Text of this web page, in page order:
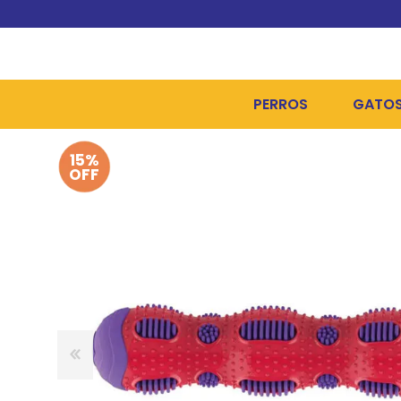
PERROS
BOLSOS Y
BOLSAS PARA MATERIA
COLLARES, ARNESES Y
15%
OFF